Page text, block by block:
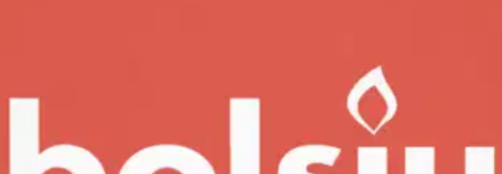
lasissa – Fresh Cotton – pieni